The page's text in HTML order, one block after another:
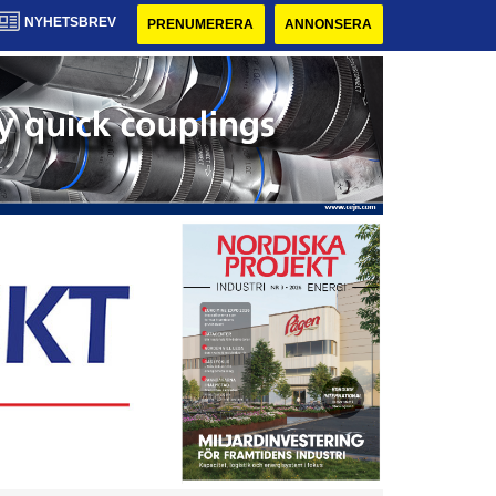
NYHETSBREV PRENUMERERA ANNONSERA